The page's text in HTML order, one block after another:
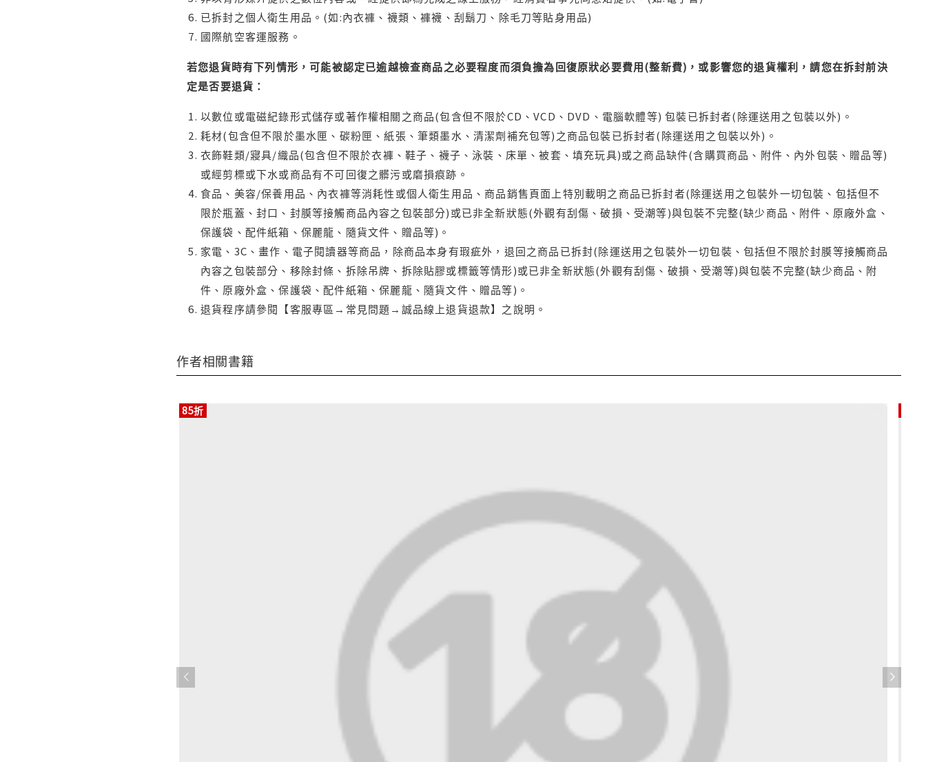
已拆封之個人衛生用品。(如:內衣褲、襪類、褲襪、刮鬍刀、除毛刀等貼身用品)
國際航空客運服務。
若您退貨時有下列情形，可能被認定已逾越檢查商品之必要程度而須負擔為回復原狀必要費用(整新費)，或影響您的退貨權利，請您在拆封前決
定是否要退貨：
以數位或電磁紀錄形式儲存或著作權相關之商品(包含但不限於CD、VCD、DVD、電腦軟體等) 包裝已拆封者(除運送用之包裝以外)。
耗材(包含但不限於墨水匣、碳粉匣、紙張、筆類墨水、清潔劑補充包等)之商品包裝已拆封者(除運送用之包裝以外)。
衣飾鞋類/寢具/織品(包含但不限於衣褲、鞋子、襪子、泳裝、床單、被套、填充玩具)或之商品缺件(含購買商品、附件、內外包裝、贈品等)
或經剪標或下水或商品有不可回復之髒污或磨損痕跡。
食品、美容/保養用品、內衣褲等消耗性或個人衛生用品、商品銷售頁面上特別載明之商品已拆封者(除運送用之包裝外一切包裝、包括但不
限於瓶蓋、封口、封膜等接觸商品內容之包裝部分)或已非全新狀態(外觀有刮傷、破損、受潮等)與包裝不完整(缺少商品、附件、原廠外盒、
保護袋、配件紙箱、保麗龍、隨貨文件、贈品等)。
家電、3C、畫作、電子閱讀器等商品，除商品本身有瑕疵外，退回之商品已拆封(除運送用之包裝外一切包裝、包括但不限於封膜等接觸商品
內容之包裝部分、移除封條、拆除吊牌、拆除貼膠或標籤等情形)或已非全新狀態(外觀有刮傷、破損、受潮等)與包裝不完整(缺少商品、附
件、原廠外盒、保護袋、配件紙箱、保麗龍、隨貨文件、贈品等)。
退貨程序請參閱【客服專區→常見問題→誠品線上退貨退款】之說明。
作者相關書籍
85折